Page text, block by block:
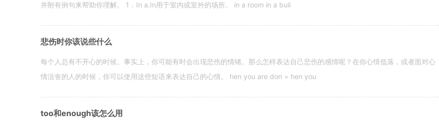
并附有例句来帮助你理解。 1．In a.In用于室内或室外的场所。 in a room in a buil
悲伤时你该说些什么
每个人总有不开心的时候。事实上，你可能有时会出现悲伤的情绪。那么怎样表达自己悲伤的感情呢？在你心情低落，或者面对心
情沮丧的人的时候，你可以使用这些短语来表达自己的心情。 hen you are don = hen you
too和enough该怎么用